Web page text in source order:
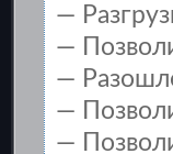
—
—
—
—
—